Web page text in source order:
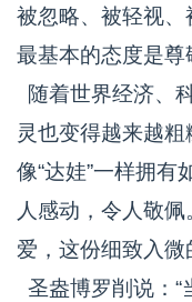
被忽略、被轻视、
最基本的态度是尊
随着世界经济、
灵也变得越来越
像“达娃”一样拥有
人感动，令人敬
爱，这份细致入微
圣盎博罗削说：